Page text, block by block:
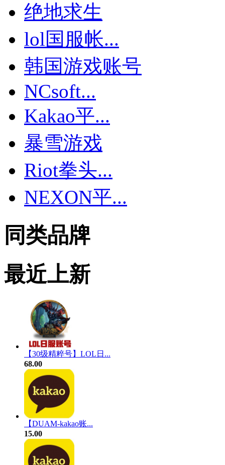
绝地求生
lol国服帐...
韩国游戏账号
NCsoft...
Kakao平...
暴雪游戏
Riot拳头...
NEXON平...
同类品牌
最近上新
【30级精粹号】LOL日...
68.00
【DUAM-kakao账...
15.00